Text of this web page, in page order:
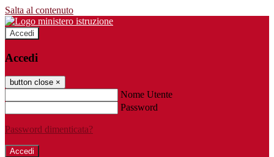
Salta al contenuto
Accedi
Accedi
button close ×
Nome Utente
Password
Password dimenticata?